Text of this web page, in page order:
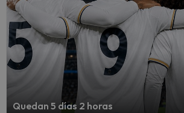
Quedan 5 días 2 horas